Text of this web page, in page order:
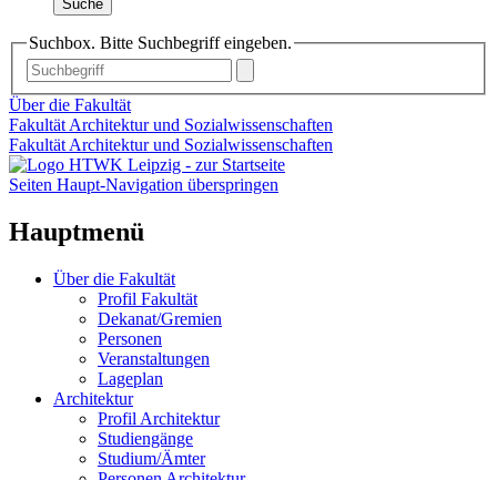
Suche
Suchbox. Bitte Suchbegriff eingeben.
Über die Fakultät
Fakultät Architektur und Sozialwissenschaften
Fakultät Architektur und Sozialwissenschaften
Seiten Haupt-Navigation überspringen
Hauptmenü
Über die Fakultät
Profil Fakultät
Dekanat/Gremien
Personen
Veranstaltungen
Lageplan
Architektur
Profil Architektur
Studiengänge
Studium/Ämter